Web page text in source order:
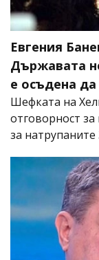
Евгения
Държавата
е осъдена
Шефката на
отговорност
за